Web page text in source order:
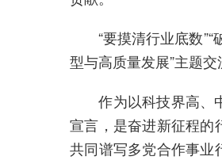
“要摸清行业底数”“
型与高质量发展”主题交
作为以科技界高、中
宣言，是奋进新征程的
共同谱写多党合作事业